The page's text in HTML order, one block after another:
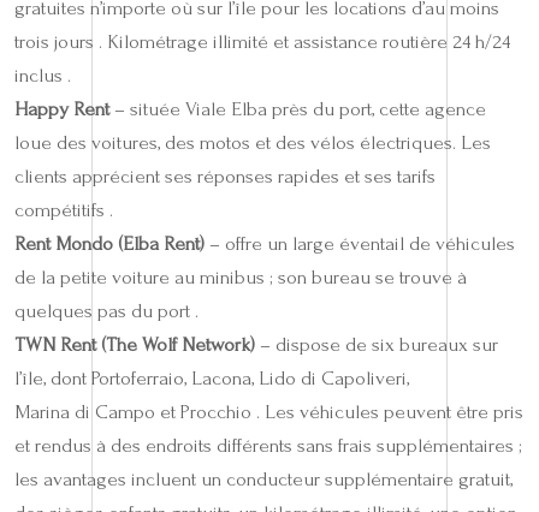
gratuites n’importe où sur l’île pour les locations d’au moins
trois jours . Kilométrage illimité et assistance routière 24 h/24
inclus .
Happy Rent– située Viale Elba près du port, cette agence
loue des voitures, des motos et des vélos électriques. Les
clients apprécient ses réponses rapides et ses tarifs
compétitifs .
Rent Mondo (Elba Rent) – offre un large éventail de véhicules
de la petite voiture au minibus ; son bureau se trouve à
quelques pas du port .
TWN Rent (The Wolf Network) – dispose de six bureaux sur
l’île, dont Portoferraio, Lacona, Lido di Capoliveri,
Marina di Campo et Procchio . Les véhicules peuvent être pris
et rendus à des endroits différents sans frais supplémentaires ;
les avantages incluent un conducteur supplémentaire gratuit,